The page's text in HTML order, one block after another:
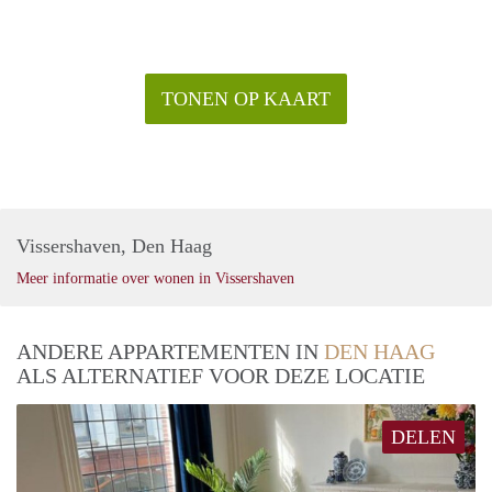
prachtige vernieuwde boulevard en de vele strandpaviljoens
TONEN OP KAART
Vissershaven, Den Haag
Meer informatie over wonen in Vissershaven
ANDERE APPARTEMENTEN IN DEN HAAG
ALS ALTERNATIEF VOOR DEZE LOCATIE
DELEN